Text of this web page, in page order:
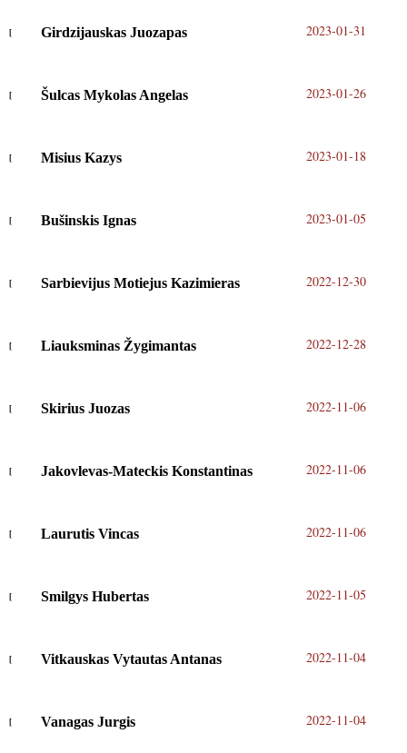
Girdzijauskas Juozapas 2023-01-31
Šulcas Mykolas Angelas 2023-01-26
Misius Kazys 2023-01-18
Bušinskis Ignas 2023-01-05
Sarbievijus Motiejus Kazimieras 2022-12-30
Liauksminas Žygimantas 2022-12-28
Skirius Juozas 2022-11-06
Jakovlevas-Mateckis Konstantinas 2022-11-06
Laurutis Vincas 2022-11-06
Smilgys Hubertas 2022-11-05
Vitkauskas Vytautas Antanas 2022-11-04
Vanagas Jurgis 2022-11-04